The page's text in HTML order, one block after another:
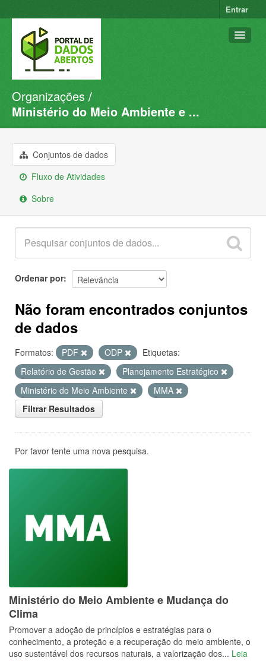
Entrar
Conjuntos de dados
Organizações
Sobre
Organizações
Ministério do Meio Ambiente e ...
Conjuntos de dados
Fluxo de Atividades
Sobre
Ordenar por
Não foram encontrados conjuntos
de dados
Formatos: PDF ODP
Etiquetas:
Relatório de Gestão
Planejamento Estratégico
Ministério do Meio Ambiente
MMA
Filtrar Resultados
Por favor tente uma nova pesquisa.
Ministério do Meio Ambiente e Mudança do
Clima
Promover a adoção de princípios e estratégias para o
conhecimento, a proteção e a recuperação do meio ambiente, o
uso sustentável dos recursos naturais, a valorização dos... Leia